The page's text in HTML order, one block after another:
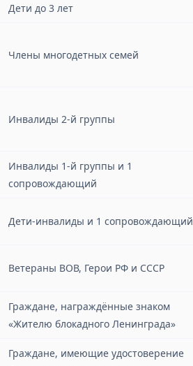
Дети до 3 лет
Члены многодетных семей
Инвалиды 2-й группы
Инвалиды 1-й группы и 1
сопровождающий
Дети-инвалиды и 1 сопровождающий
Ветераны ВОВ, Герои РФ и СССР
Граждане, награждённые знаком
«Жителю блокадного Ленинграда»
Граждане, имеющие удостоверение